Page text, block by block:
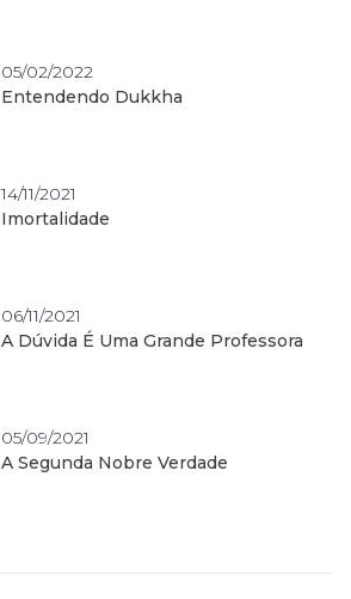
05/02/2022
Entendendo Dukkha
14/11/2021
Imortalidade
06/11/2021
A Dúvida É Uma Grande Professora
05/09/2021
A Segunda Nobre Verdade